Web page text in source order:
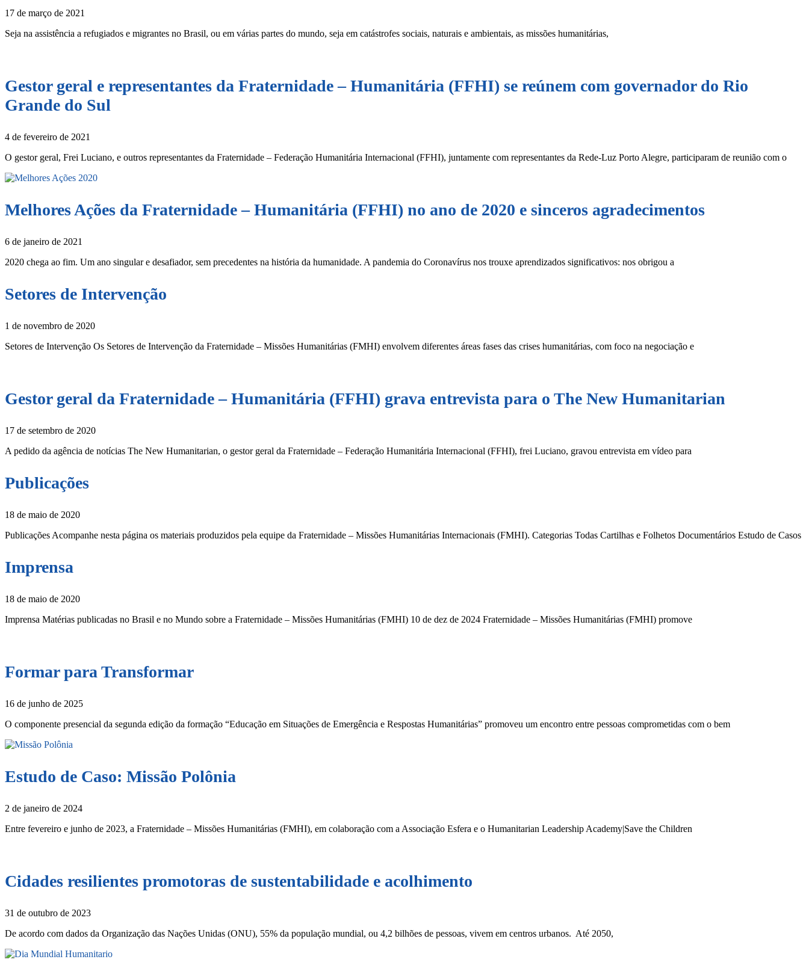
17 de março de 2021
Seja na assistência a refugiados e migrantes no Brasil, ou em várias partes do mundo, seja em catástrofes sociais, naturais e ambientais, as missões humanitárias,
Gestor geral e representantes da Fraternidade – Humanitária (FFHI) se reúnem com governador do Rio
Grande do Sul
4 de fevereiro de 2021
O gestor geral, Frei Luciano, e outros representantes da Fraternidade – Federação Humanitária Internacional (FFHI), juntamente com representantes da Rede-Luz Porto Alegre, participaram de reunião com o
Melhores Ações da Fraternidade – Humanitária (FFHI) no ano de 2020 e sinceros agradecimentos
6 de janeiro de 2021
2020 chega ao fim. Um ano singular e desafiador, sem precedentes na história da humanidade. A pandemia do Coronavírus nos trouxe aprendizados significativos: nos obrigou a
Setores de Intervenção
1 de novembro de 2020
Setores de Intervenção Os Setores de Intervenção da Fraternidade – Missões Humanitárias (FMHI) envolvem diferentes áreas fases das crises humanitárias, com foco na negociação e
Gestor geral da Fraternidade – Humanitária (FFHI) grava entrevista para o The New Humanitarian
17 de setembro de 2020
A pedido da agência de notícias The New Humanitarian, o gestor geral da Fraternidade – Federação Humanitária Internacional (FFHI), frei Luciano, gravou entrevista em vídeo para
Publicações
18 de maio de 2020
Publicações Acompanhe nesta página os materiais produzidos pela equipe da Fraternidade – Missões Humanitárias Internacionais (FMHI). Categorias Todas Cartilhas e Folhetos Documentários Estudo de Casos
Imprensa
18 de maio de 2020
Imprensa Matérias publicadas no Brasil e no Mundo sobre a Fraternidade – Missões Humanitárias (FMHI) 10 de dez de 2024 Fraternidade – Missões Humanitárias (FMHI) promove
Formar para Transformar
16 de junho de 2025
O componente presencial da segunda edição da formação “Educação em Situações de Emergência e Respostas Humanitárias” promoveu um encontro entre pessoas comprometidas com o bem
Estudo de Caso: Missão Polônia
2 de janeiro de 2024
Entre fevereiro e junho de 2023, a Fraternidade – Missões Humanitárias (FMHI), em colaboração com a Associação Esfera e o Humanitarian Leadership Academy|Save the Children
Cidades resilientes promotoras de sustentabilidade e acolhimento
31 de outubro de 2023
De acordo com dados da Organização das Nações Unidas (ONU), 55% da população mundial, ou 4,2 bilhões de pessoas, vivem em centros urbanos. Até 2050,